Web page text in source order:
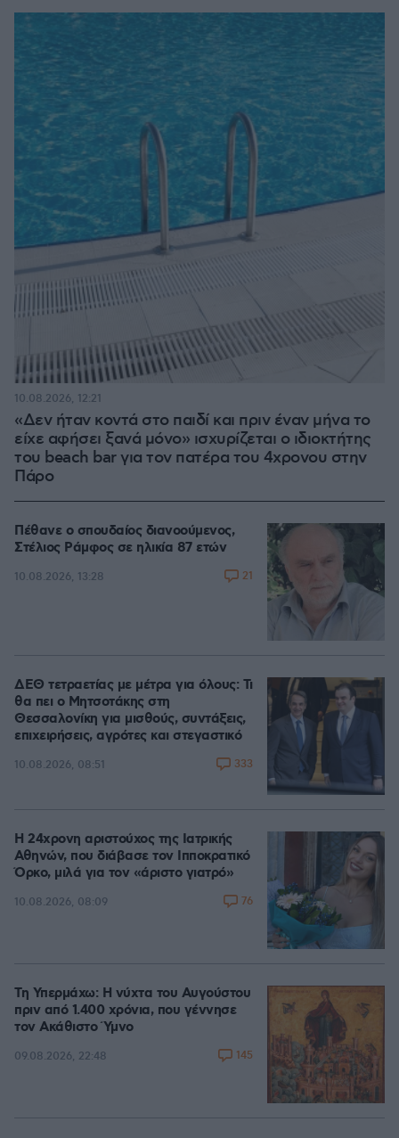
«Δεν ήταν κοντά στο παιδί και πριν έναν μήνα το
είχε αφήσει ξανά μόνο» ισχυρίζεται ο ιδιοκτήτης
του beach bar για τον πατέρα του 4χρονου στην
Πάρο
10.08.2026, 12:21
Πέθανε ο σπουδαίος διανοούμενος,
Στέλιος Ράμφος σε ηλικία 87 ετών
10.08.2026, 13:28 21
ΔΕΘ τετραετίας με μέτρα για όλους: Τι
θα πει ο Μητσοτάκης στη
Θεσσαλονίκη για μισθούς, συντάξεις,
επιχειρήσεις, αγρότες και στεγαστικό
10.08.2026, 08:51 333
Η 24χρονη αριστούχος της Ιατρικής
Αθηνών, που διάβασε τον Ιπποκρατικό
Όρκο, μιλά για τον «άριστο γιατρό»
10.08.2026, 08:09 76
Τη Υπερμάχω: Η νύχτα του Αυγούστου
πριν από 1.400 χρόνια, που γέννησε
τον Ακάθιστο Ύμνο
09.08.2026, 22:48 145